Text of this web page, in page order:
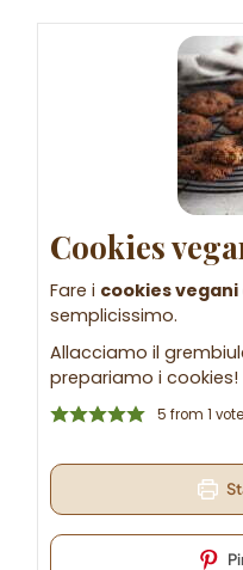
Cookies
Fare i cookies
semplicissimo.
Allacciamo il
prepariamo i cookies!
5 from 1 vote